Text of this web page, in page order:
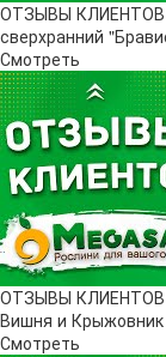
ОТЗЫВЫ КЛИЕНТОВ
сверхранний
Смотреть
ОТЗЫВЫ КЛИЕНТОВ
Вишня и Крыжовник
Смотреть